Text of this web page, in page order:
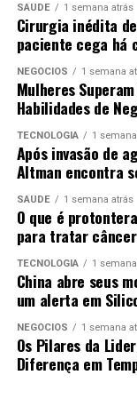
SAÚDE 1 semana atrás
Cirurgia inédita
paciente cega há
NEGÓCIOS 1 semana
Mulheres
Habilidades de
TECNOLOGIA 1
Após invasão de
Altman encontra
SAÚDE 1 semana atrás
O que é
para tratar
TECNOLOGIA 1
China abre seus
um alerta em
NEGÓCIOS 1 semana
Os Pilares da
Diferença em